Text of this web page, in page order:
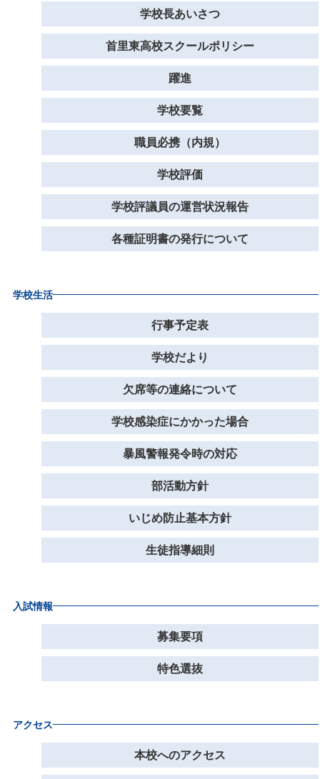
学校長あいさつ
首里東高校スクールポリシー
躍進
学校要覧
職員必携（内規）
学校評価
学校評議員の運営状況報告
各種証明書の発行について
学校生活
行事予定表
学校だより
欠席等の連絡について
学校感染症にかかった場合
暴風警報発令時の対応
部活動方針
いじめ防止基本方針
生徒指導細則
入試情報
募集要項
特色選抜
アクセス
本校へのアクセス